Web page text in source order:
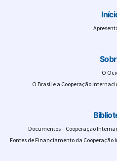
O
O Brasil e a Cooperação
Documentos – Cooperação
Fontes de Financiamento da